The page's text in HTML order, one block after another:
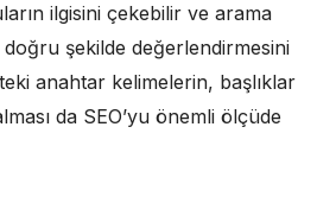
ilgisini çekebilir ve arama
doğru şekilde değerlendirmesini
anahtar kelimelerin, başlıklar
da SEO’yu önemli ölçüde